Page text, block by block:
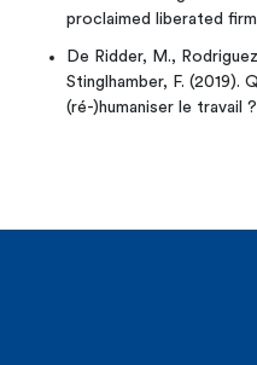
proclaimed liberated
De Ridder, M.,
Stinglhamber, F. (2019).
(ré-)humaniser le travail